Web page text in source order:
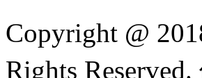
Copyright @
Rights